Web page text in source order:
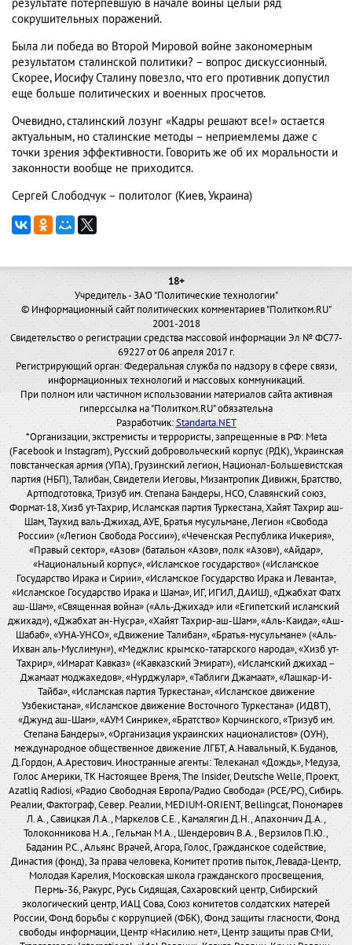
результате потерпевшую в начале войны целый ряд
сокрушительных поражений.
Была ли победа во Второй Мировой войне закономерным
результатом сталинской политики? – вопрос дискуссионный.
Скорее, Иосифу Сталину повезло, что его противник допустил
еще больше политических и военных просчетов.
Очевидно, сталинский лозунг «Кадры решают все!» остается
актуальным, но сталинские методы – неприемлемы даже с
точки зрения эффективности. Говорить же об их моральности и
законности вообще не приходится.
Сергей Слободчук – политолог (Киев, Украина)
18+
Учредитель - ЗАО "Политические технологии"
© Информационный сайт политических комментариев "Политком.RU"
2001-2018
Свидетельство о регистрации средства массовой информации Эл № ФС77-
69227 от 06 апреля 2017 г.
Регистрирующий орган: Федеральная служба по надзору в сфере связи,
информационных технологий и массовых коммуникаций.
При полном или частичном использовании материалов сайта активная
гиперссылка на "Политком.RU" обязательна
Разработчик:Standarta.NET
*Организации, экстремисты и террористы, запрещенные в РФ: Meta
(Facebook и Instagram), Русский добровольческий корпус (РДК), Украинская
повстанческая армия (УПА), Грузинский легион, Национал-Большевистская
партия (НБП), Талибан, Свидетели Иеговы, Мизантропик Дивижн, Братство,
Артподготовка, Тризуб им. Степана Бандеры, НСО, Славянский союз,
Формат-18, Хизб ут-Тахрир, Исламская партия Туркестана, Хайят Тахрир аш-
Шам, Таухид валь-Джихад, АУЕ, Братья мусульмане, Легион «Свобода
России» («Легион Свобода России»), «Чеченская Республика Ичкерия»,
«Правый сектор», «Азов» (батальон «Азов», полк «Азов»), «Айдар»,
«Национальный корпус», «Исламское государство» («Исламское
Государство Ирака и Сирии», «Исламское Государство Ирака и Леванта»,
«Исламское Государство Ирака и Шама», ИГ, ИГИЛ, ДАИШ), «Джабхат Фатх
аш-Шам», «Священная война» («Аль-Джихад» или «Египетский исламский
джихад»), «Джабхат ан-Нусра», «Хайят Тахрир-аш-Шам», «Аль-Каида», «Аш-
Шабаб», «УНА-УНСО», «Движение Талибан», «Братья-мусульмане» («Аль-
Ихван аль-Муслимун»), «Меджлис крымско-татарского народа», «Хизб ут-
Тахрир», «Имарат Кавказ» («Кавказский Эмират»), «Исламский джихад –
Джамаат моджахедов», «Нурджулар», «Таблиги Джамаат», «Лашкар-И-
Тайба», «Исламская партия Туркестана», «Исламское движение
Узбекистана», «Исламское движение Восточного Туркестана» (ИДВТ),
«Джунд аш-Шам», «АУМ Синрике», «Братство» Корчинского, «Тризуб им.
Степана Бандеры», «Организация украинских националистов» (ОУН),
международное общественное движение ЛГБТ, А.Навальный, К.Буданов,
Д.Гордон, А.Арестович. Иностранные агенты: Телеканал «Дождь», Медуза,
Голос Америки, ТК Настоящее Время, The Insider, Deutsche Welle, Проект,
Azatliq Radiosi, «Радио Свободная Европа/Радио Свобода» (PCE/PC), Сибирь.
Реалии, Фактограф, Север. Реалии, MEDIUM-ORIENT, Bellingcat, Пономарев
Л. А., Савицкая Л.А., Маркелов С.Е., Камалягин Д.Н., Апахончич Д.А.,
Толоконникова Н.А., Гельман М.А., Шендерович В.А., Верзилов П.Ю.,
Баданин Р.С., Альянс Врачей, Агора, Голос, Гражданское содействие,
Династия (фонд), За права человека, Комитет против пыток, Левада-Центр,
Молодая Карелия, Московская школа гражданского просвещения,
Пермь-36, Ракурс, Русь Сидящая, Сахаровский центр, Сибирский
экологический центр, ИАЦ Сова, Союз комитетов солдатских матерей
России, Фонд борьбы с коррупцией (ФБК), Фонд защиты гласности, Фонд
свободы информации, Центр «Насилию.нет», Центр защиты прав СМИ,